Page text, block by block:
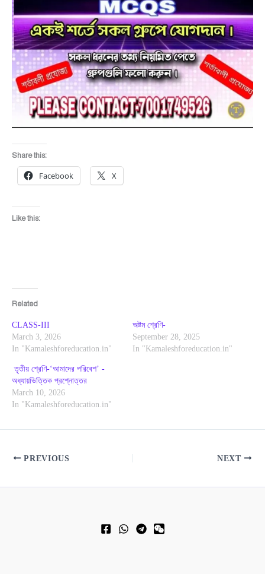
Share this:
Facebook X
Like this:
Related
CLASS-III
March 3, 2026
In "Kamaleshforeducation.in"
অষ্টম শ্রেণি-
September 28, 2025
In "Kamaleshforeducation.in"
তৃতীয় শ্রেণি-‘আমাদের পরিবেশ’ -
অধ্যায়ভিত্তিক প্রশ্নোত্তর
March 10, 2026
In "Kamaleshforeducation.in"
PREVIOUS NEXT